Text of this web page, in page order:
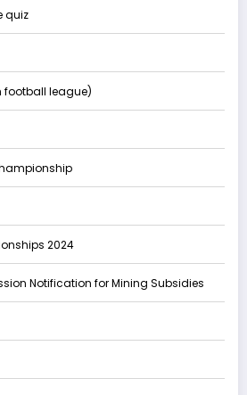
quiz
football league)
2024
Notification for Mining Subsidies